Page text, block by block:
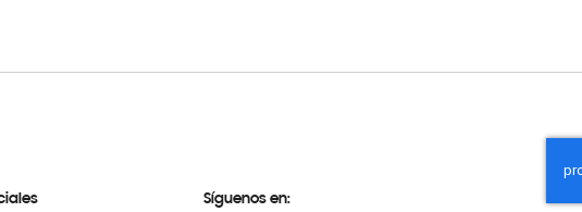
Síguenos en: